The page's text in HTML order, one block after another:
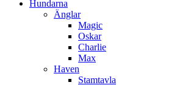
Hundarna
Änglar
Magic
Oskar
Charlie
Max
Haven
Stamtavla